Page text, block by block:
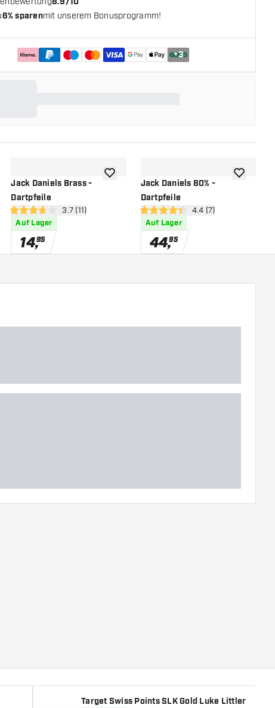
6% sparenmit unserem Bonusprogramm!
+3
öffnen
hinzufügen
Jack Daniels Brass -
Dartpfeile
Bewertungsbereich öffnen
3.7 Bewertungssterne
3.7 (11)
Auf Lager
14,95
Zur Wunschliste hinzufügen
Jack Daniels 80% -
Dartpfeile
Bewertungsbereich
4.4 Bewertungssterne
4.4 (7)
Auf Lager
44,95
Zur
Target Swiss Points SLK Gold Luke Littler